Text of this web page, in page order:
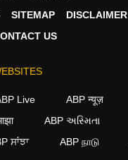
SITEMAP
DISCLAIMER
US
Live
ABP न्यूज़
ABP અસ્મિતા
ਸਾਂਝਾ ABP நாடு